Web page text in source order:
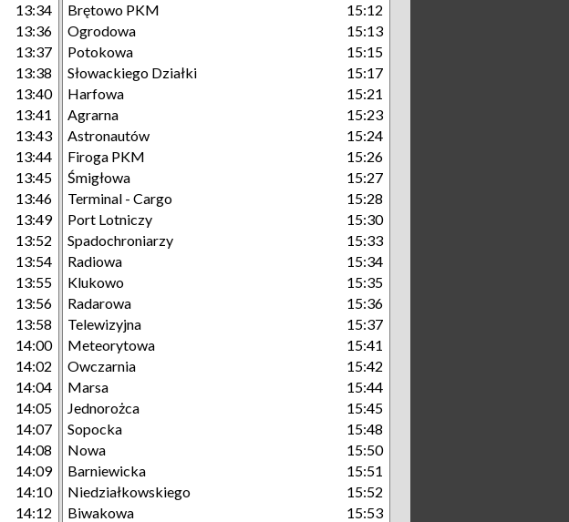
13:34
13:36
13:37
13:38
13:40
13:41
13:43
13:44
13:45
13:46
13:49
13:52
13:54
13:55
13:56
13:58
14:00
14:02
14:04
14:05
14:07
14:08
14:09
14:10
14:12
Brętowo PKM
15:12
Ogrodowa
15:13
Potokowa
15:15
Słowackiego Działki
15:17
Harfowa
15:21
Agrarna
15:23
Astronautów
15:24
Firoga PKM
15:26
Śmigłowa
15:27
Terminal - Cargo
15:28
Port Lotniczy
15:30
Spadochroniarzy
15:33
Radiowa
15:34
Klukowo
15:35
Radarowa
15:36
Telewizyjna
15:37
Meteorytowa
15:41
Owczarnia
15:42
Marsa
15:44
Jednorożca
15:45
Sopocka
15:48
Nowa
15:50
Barniewicka
15:51
Niedziałkowskiego
15:52
Biwakowa
15:53